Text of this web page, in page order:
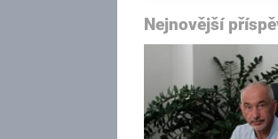
Nejnovější